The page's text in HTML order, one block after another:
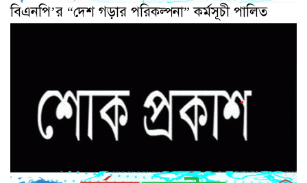
বিএনপি’র “দেশ গড়ার পরিকল্পনা” কর্মসূচী পালিত